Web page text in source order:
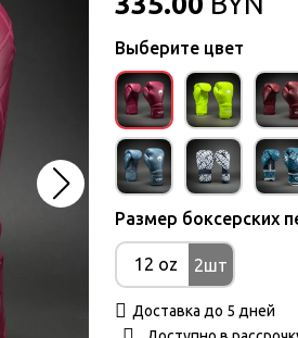
Выберите цвет
Размер боксерских
12 oz 2шт
Доставка до 5 дней